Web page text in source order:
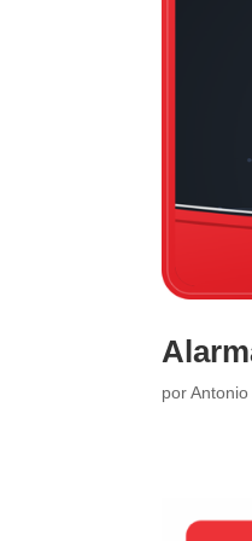
porAntonio